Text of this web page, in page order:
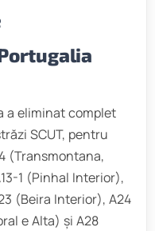
a eliminat complet
SCUT, pentru
(Transmontana,
1 (Pinhal Interior),
(Beira Interior), A24
e Alta) și A28